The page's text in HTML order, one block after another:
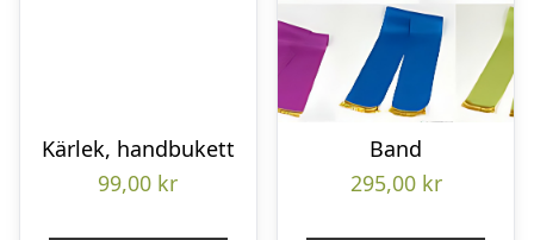
Kärlek, handbukett
99,00 kr
Band
295,00 kr